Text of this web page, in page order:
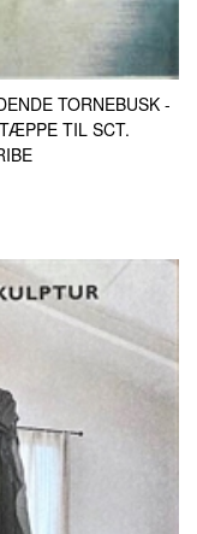
TORNEBUSK -
TIL SCT.